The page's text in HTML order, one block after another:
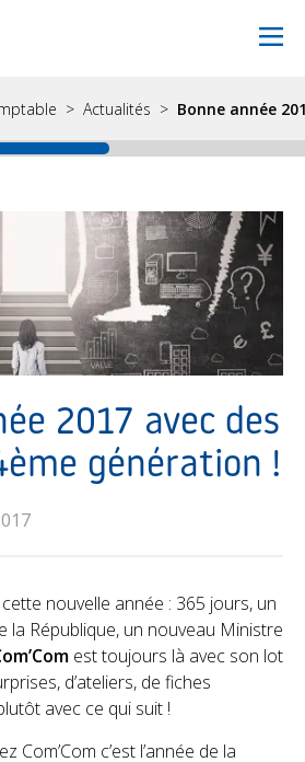
Actualités Bonne année
2017 avec des
génération !
nouvelle année : 365 jours, un
la République, un nouveau Ministre
est toujours là avec son lot
d’ateliers, de fiches
avec ce qui suit !
Com’Com c’est l’année de la